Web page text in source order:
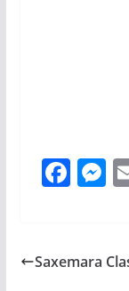
F
b e
Saxemara